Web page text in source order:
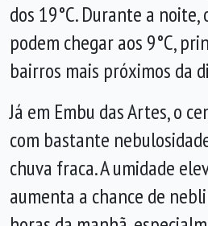
dos 19°C. Durante a
podem chegar aos 9°C,
bairros mais próximos da
Já em Embu das Artes, o
com bastante
chuva fraca. A umidade
aumenta a chance de